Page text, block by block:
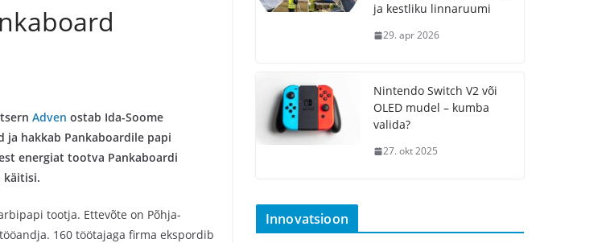
Adven ostab Ida-Soome
hakkab Pankaboardile papi
energiat tootva Pankaboardi
käitisi.
tootja. Ettevõte on Põhja-
160 töötajaga firma ekspordib
ja kestliku linnaruumi
29. apr 2026
Nintendo Switch V2 või
OLED mudel – kumba
valida?
27. okt 2025
Innovatsioon